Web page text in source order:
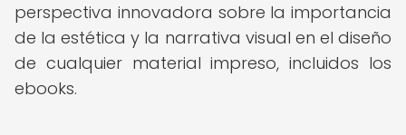
perspectiva innovadora sobre la importancia
de la estética y la narrativa visual en el diseño
de cualquier material impreso, incluidos los
ebooks.